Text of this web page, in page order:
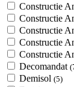
Constructie
Constructie
Constructie
Constructie
Constructie
Decomandat
Demisol (5)